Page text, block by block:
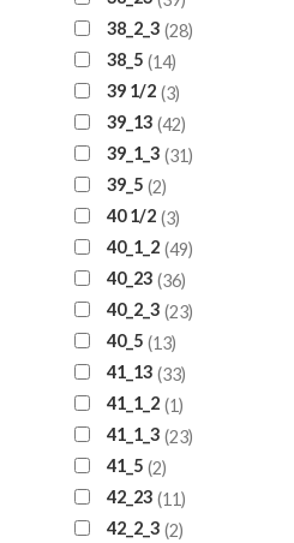
38_2_3 28
38_5 14
39 1/2 3
39_13 42
39_1_3 31
39_5 2
40 1/2 3
40_1_2 49
40_23 36
40_2_3 23
40_5 13
41_13 33
41_1_2 1
41_1_3 23
41_5 2
42_23 11
42_2_3 2